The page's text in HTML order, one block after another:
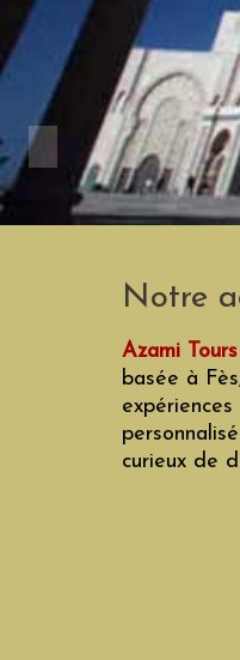
Notre
Azami Tours
basée à
curieux de